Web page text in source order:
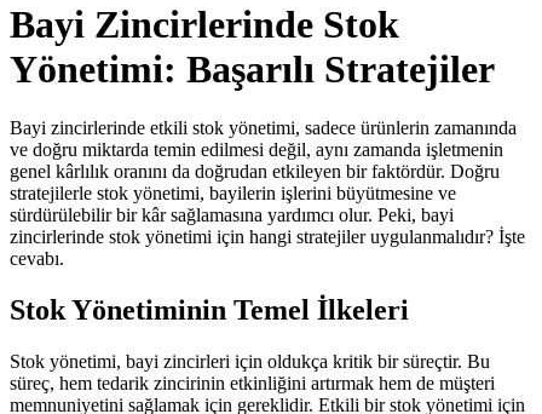
Bayi Zincirlerinde Stok
Yönetimi: Başarılı Stratejiler
Bayi zincirlerinde etkili stok yönetimi, sadece ürünlerin zamanında
ve doğru miktarda temin edilmesi değil, aynı zamanda işletmenin
genel kârlılık oranını da doğrudan etkileyen bir faktördür. Doğru
stratejilerle stok yönetimi, bayilerin işlerini büyütmesine ve
sürdürülebilir bir kâr sağlamasına yardımcı olur. Peki, bayi
zincirlerinde stok yönetimi için hangi stratejiler uygulanmalıdır? İşte
cevabı.
Stok Yönetiminin Temel İlkeleri
Stok yönetimi, bayi zincirleri için oldukça kritik bir süreçtir. Bu
süreç, hem tedarik zincirinin etkinliğini artırmak hem de müşteri
memnuniyetini sağlamak için gereklidir. Etkili bir stok yönetimi için